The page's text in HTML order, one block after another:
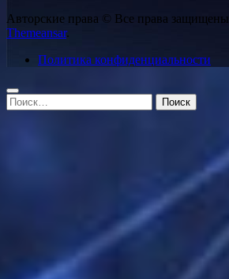
Авторские права © Все права защищены
Themeansar.
Политика конфиденциальности
Найти: